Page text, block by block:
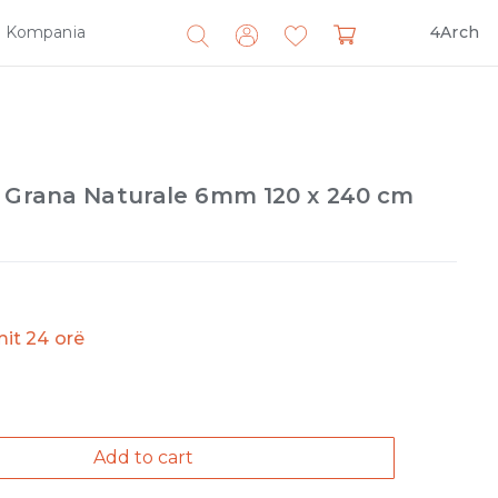
Kompania 4Arch
Search
for:
Naturale 6mm 120 x 240 cm
24 orë
Add to cart